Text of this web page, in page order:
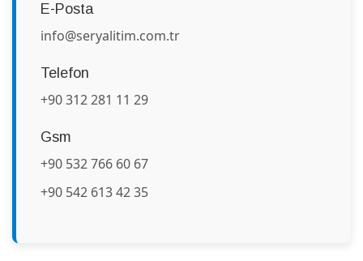
E-Posta
info@seryalitim.com.tr
Telefon
+90 312 281 11 29
Gsm
+90 532 766 60 67
+90 542 613 42 35